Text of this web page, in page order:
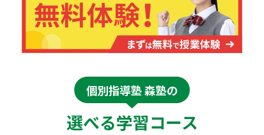
個別指導塾 森塾の
選べる学習コース